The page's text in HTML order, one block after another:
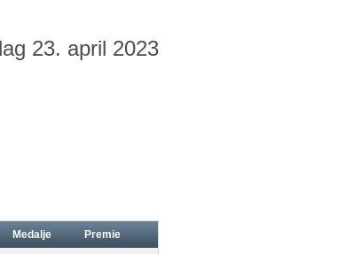
23. april 2023
Medalje Premie